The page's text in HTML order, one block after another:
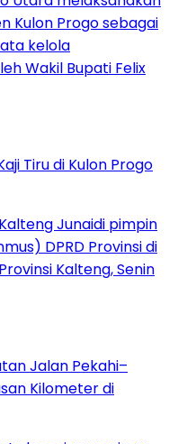
Tiru di Kulon Progo
Jalan Pekahi–
Kilometer di